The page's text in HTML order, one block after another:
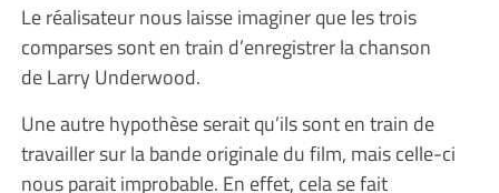
Le réalisateur nous laisse imaginer que les trois
comparses sont en train d’enregistrer la chanson
de Larry Underwood.
Une autre hypothèse serait qu’ils sont en train de
travailler sur la bande originale du film, mais celle-ci
nous parait improbable. En effet, cela se fait